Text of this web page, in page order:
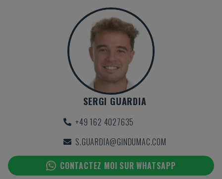
SERGI GUARDIA
+49 162 4027635
S.GUARDIA@GINDUMAC.COM
CONTACTEZ MOI SUR WHATSAPP